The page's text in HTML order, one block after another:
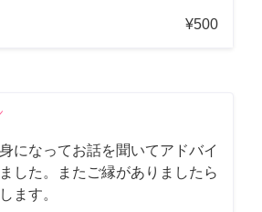
¥500
になってお話を聞いてアドバイ
した。またご縁がありましたら
ます。